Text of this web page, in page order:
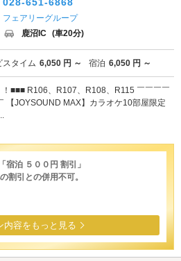
028-651-6868
フェアリーグループ
鹿沼IC (車20分)
スタイム 6,050 円 ～ 宿泊 6,050 円 ～
■■■ R106、R107、R108、R115 ￣￣￣￣
【JOYSOUND MAX】カラオケ10部屋限定
宿泊 ５００円 割引」
割引との併用不可。
内容をもっと見る